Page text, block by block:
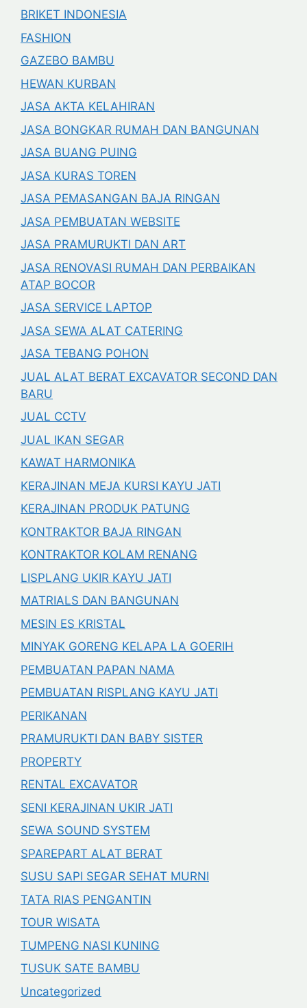
BRIKET INDONESIA
FASHION
GAZEBO BAMBU
HEWAN KURBAN
JASA AKTA KELAHIRAN
JASA BONGKAR RUMAH DAN BANGUNAN
JASA BUANG PUING
JASA KURAS TOREN
JASA PEMASANGAN BAJA RINGAN
JASA PEMBUATAN WEBSITE
JASA PRAMURUKTI DAN ART
JASA RENOVASI RUMAH DAN PERBAIKAN
ATAP BOCOR
JASA SERVICE LAPTOP
JASA SEWA ALAT CATERING
JASA TEBANG POHON
JUAL ALAT BERAT EXCAVATOR SECOND DAN
BARU
JUAL CCTV
JUAL IKAN SEGAR
KAWAT HARMONIKA
KERAJINAN MEJA KURSI KAYU JATI
KERAJINAN PRODUK PATUNG
KONTRAKTOR BAJA RINGAN
KONTRAKTOR KOLAM RENANG
LISPLANG UKIR KAYU JATI
MATRIALS DAN BANGUNAN
MESIN ES KRISTAL
MINYAK GORENG KELAPA LA GOERIH
PEMBUATAN PAPAN NAMA
PEMBUATAN RISPLANG KAYU JATI
PERIKANAN
PRAMURUKTI DAN BABY SISTER
PROPERTY
RENTAL EXCAVATOR
SENI KERAJINAN UKIR JATI
SEWA SOUND SYSTEM
SPAREPART ALAT BERAT
SUSU SAPI SEGAR SEHAT MURNI
TATA RIAS PENGANTIN
TOUR WISATA
TUMPENG NASI KUNING
TUSUK SATE BAMBU
Uncategorized